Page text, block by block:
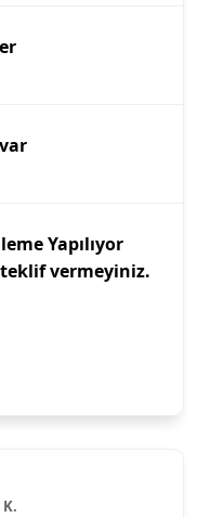
Yapılıyor
vermeyiniz.